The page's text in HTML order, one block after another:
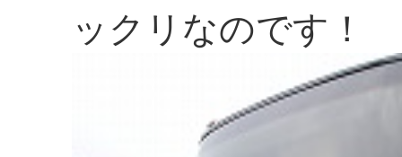
ックリなのです！